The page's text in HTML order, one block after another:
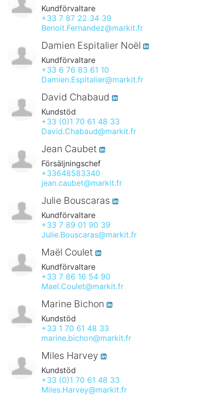
Kundförvaltare
+33 7 87 22 34 39
Benoit.Fernandez@markit.fr
Damien Espitalier Noël
Kundförvaltare
+33 6 76 83 61 10
Damien.Espitalier@markit.fr
David Chabaud
Kundstöd
+33 (0)1 70 61 48 33
David.Chabaud@markit.fr
Jean Caubet
Försäljningschef
+33648583340
jean.caubet@markit.fr
Julie Bouscaras
Kundförvaltare
+33 7 89 01 90 39
Julie.Bouscaras@markit.fr
Maël Coulet
Kundförvaltare
+33 7 86 16 54 90
Mael.Coulet@markit.fr
Marine Bichon
Kundstöd
+33 1 70 61 48 33
marine.bichon@markit.fr
Miles Harvey
Kundstöd
+33 (0)1 70 61 48 33
Miles.Harvey@markit.fr